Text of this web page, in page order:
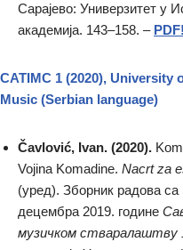
Сарајево: Универзитет у
академија. 143–158. – PDF!
CATIMC 1 (2020), University
Мusic (Serbian language)
Čavlović, Ivan. (2020).
Vojina Komadine. Nacrt za
(уред). Зборник радова са
децембра 2019. године
музичком стваралаштву